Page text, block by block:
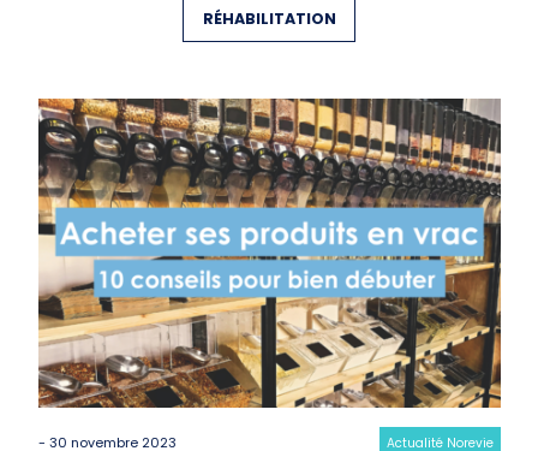
FILTER BY
RÉHABILITATION
- 30 novembre 2023 Category:
Actualité Norevie